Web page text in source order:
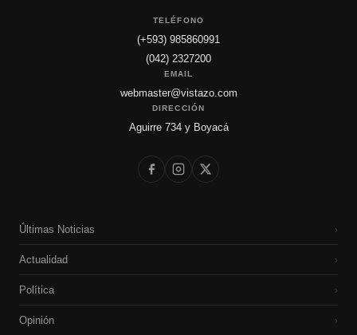
TELÉFONO
(+593) 985860991
(042) 2327200
EMAIL
webmaster@vistazo.com
DIRECCIÓN
Aguirre 734 y Boyacá
Últimas Noticias ›
Actualidad ›
Política ›
Opinión ›